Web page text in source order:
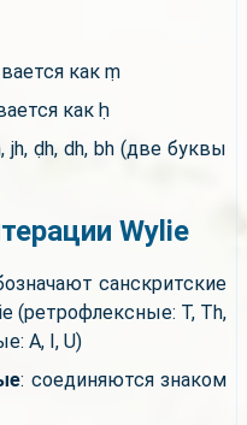
как ṃ
как ḥ
jh, ḍh, dh, bh (две буквы
Wylie
санскритские
(ретрофлексные: T, Th,
A, I, U)
: соединяются знаком